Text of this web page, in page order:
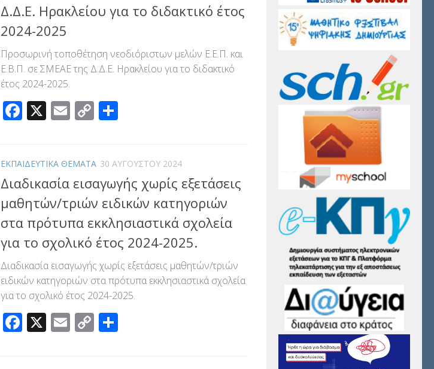
Δ.Δ.Ε. Ηρακλείου για το διδακτικό έτος
2024-2025
Προσωρινή τοποθέτηση νεοδιόριστων μελών Ε.Ε.Π. και
Ε.Β.Π. σε ΣΜΕΑΕ της Δ.Δ.Ε. Ηρακλείου για το διδακτικό
έτος 2024-2025.
Facebook
X Email
Copy
ΕΚΠΑΙΔΕΥΤΙΚΑ ΘΕΜΑΤΑ 30 ΑΥΓΟΎΣΤΟΥ 2024
Διαδικασία εισαγωγής χωρίς εξετάσεις
μαθητών/τριών ειδικών κατηγοριών
στα πρότυπα εκκλησιαστικά σχολεία
για το σχολικό έτος 2024-2025.
Διαδικασία εισαγωγής χωρίς εξετάσεις μαθητών/τριών
ειδικών κατηγοριών στα πρότυπα εκκλησιαστικά σχολεία
για το σχολικό έτος 2024-2025.
Facebook
X Email
Copy